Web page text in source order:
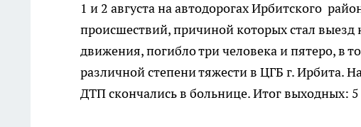
1 и 2 августа на автодорогах Ирбитского
происшествий, причиной которых стал выезд
движения, погибло три человека и пятеро, в
различной степени тяжести в ЦГБ г. Ирбита.
ДТП скончались в больнице. Итог выходных: